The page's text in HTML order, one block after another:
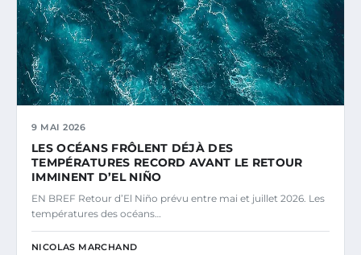
9 MAI 2026
LES OCÉANS FRÔLENT DÉJÀ DES
TEMPÉRATURES RECORD AVANT LE RETOUR
IMMINENT D’EL NIÑO
EN BREF Retour d’El Niño prévu entre mai et juillet 2026. Les
températures des océans…
NICOLAS MARCHAND